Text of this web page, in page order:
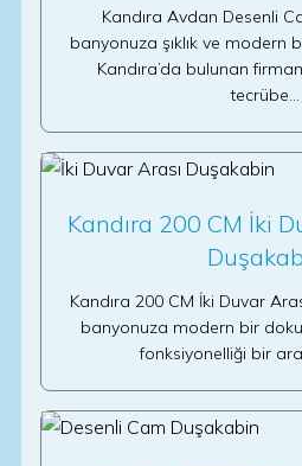
Kandıra Avdan Desenli
banyonuza şıklık ve modern
Kandıra’da bulunan
tecrübe…
Kandıra 200 CM İki
Kandıra 200 CM İki Duvar
banyonuza modern bir
fonksiyonelliği bir